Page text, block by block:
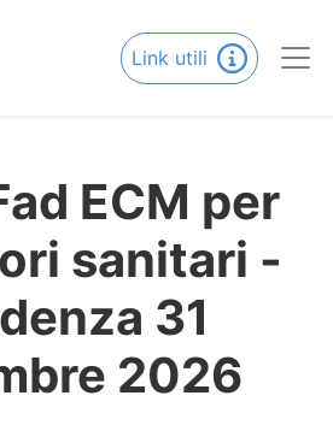
Link utili
ECM per
sanitari -
31
2026